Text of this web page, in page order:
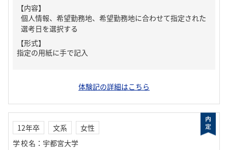
【内容】
個人情報、希望勤務地、希望勤務地に合わせて指定された
選考日を選択する
【形式】
指定の用紙に手で記入
体験記の詳細はこちら
12年卒 文系
女性
学校名 ： 宇都宮大学